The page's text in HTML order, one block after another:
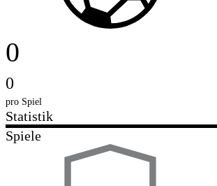
0
0
pro Spiel
Statistik
Spiele